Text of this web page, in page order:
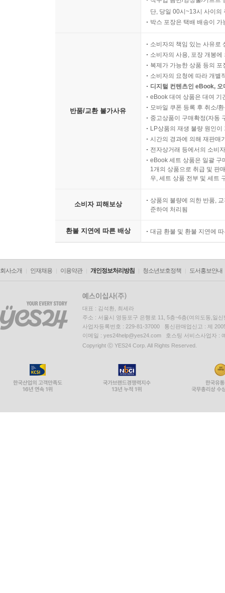
단, 당일 00시~13시 사이의
박스 포장은 택배 배송이
반품/교환 불가사유
소비자의 책임 있는 사유로
소비자의 사용, 포장 개봉
복제가 가능한 상품 등의
소비자의 요청에 따라 개별
디지털 컨텐츠인 eBook,
eBook 대여 상품은 대여 기
모바일 쿠폰 등록 후 취소/
중고상품이 구매확정(자동
LP상품의 재생 불량 원인
시간의 경과에 의해 재판매
전자상거래 등에서의 소비
eBook 세트 상품은 일괄 구
1개의 상품으로 취급 및 판
우, 세트 상품 전부 및 세트
소비자 피해보상
상품의 불량에 의한 반품,
준하여 처리됨
환불 지연에 따른 배상 대금 환불 및 환불 지연에
회사소개 인재채용 이용약관 개인정보처리방침 청소년보호정책 도서홍보안내
대표 : 김석환, 최세라
주소 : 서울시 영등포구 은행로 11, 5층~6층(여의도동,일신
사업자등록번호 : 229-81-37000 통신판매업신고 : 제
이메일 : yes24help@yes24.com 호스팅 서비스사업자 :
Copyright ⓒ YES24 Corp. All Rights Reserved.